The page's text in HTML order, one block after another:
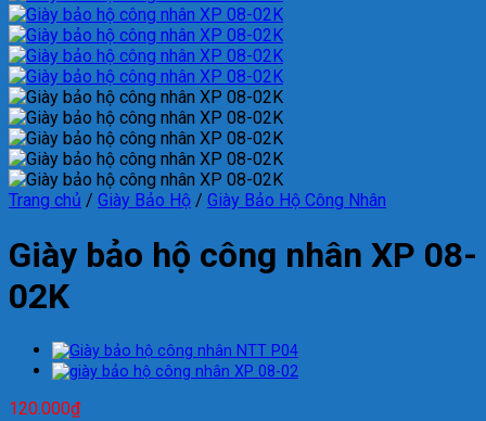
Trang chủ / Giày Bảo Hộ / Giày Bảo Hộ Công Nhân
Giày bảo hộ công nhân XP 08-
02K
120.000₫